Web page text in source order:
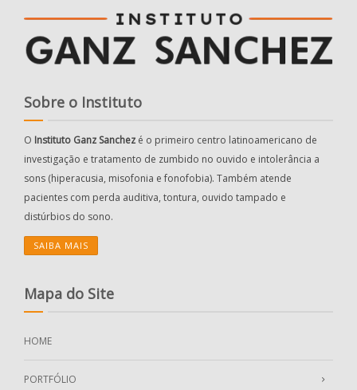
Sobre o Instituto
O Instituto Ganz Sanchez é o primeiro centro latinoamericano de
investigação e tratamento de zumbido no ouvido e intolerância a
sons (hiperacusia, misofonia e fonofobia). Também atende
pacientes com perda auditiva, tontura, ouvido tampado e
distúrbios do sono.
SAIBA MAIS
Mapa do Site
HOME
PORTFÓLIO